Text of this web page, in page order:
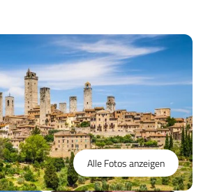
Alle Fotos anzeigen